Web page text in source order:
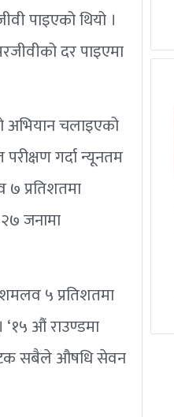
पाइएको थियो ।
दर पाइएमा
अभियान चलाइएको
गर्दा न्यूनतम
७ प्रतिशतमा
जनामा
५ प्रतिशतमा
औं राउण्डमा
सबैले औषधि सेवन